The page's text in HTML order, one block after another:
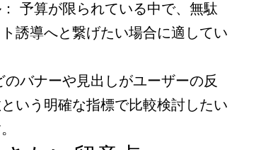
予算が限られている中で、無駄
誘導へと繋げたい場合に適してい
バナーや見出しがユーザーの反
いう明確な指標で比較検討したい